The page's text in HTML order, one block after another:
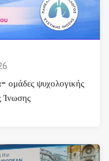
ομάδες ψυχολογικής
Ίνωσης